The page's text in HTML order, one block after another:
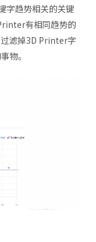
字趋势相关的关键
有相同趋势的
滤掉3D Printer字
物。